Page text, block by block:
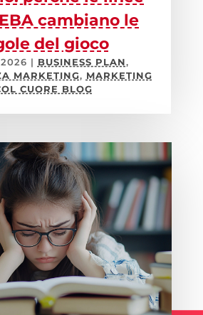
cambiano le
del gioco
2026 | BUSINESS PLAN,
MARKETING, MARKETING
CUORE BLOG